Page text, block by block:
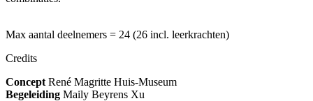
Max aantal deelnemers = 24 (26 incl. leerkrachten)
Credits
Concept René Magritte Huis-Museum
Begeleiding Maily Beyrens Xu